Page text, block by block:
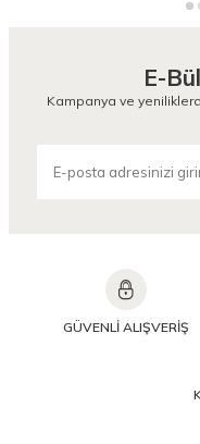
E-
Kampanya ve
GÜVENLİ ALIŞVERİŞ